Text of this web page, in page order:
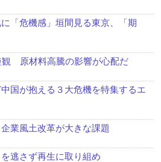
「危機感」垣間見る東京、「期
観 原材料高騰の影響が心配だ
国が抱える３大危機を特集するエ
業風土改革が大きな課題
逃さず再生に取り組め